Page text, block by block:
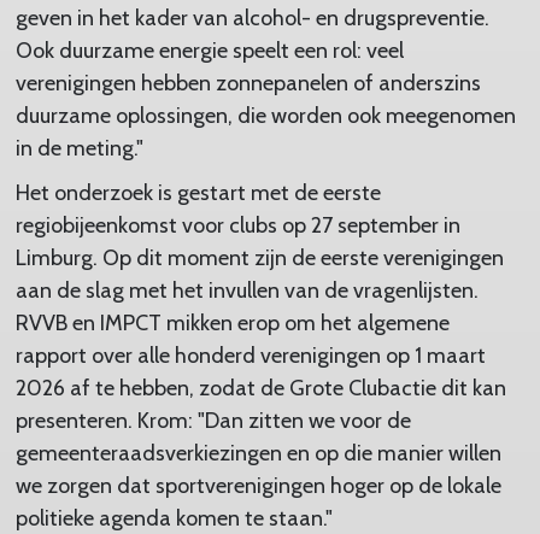
geven in het kader van alcohol- en drugspreventie.
Ook duurzame energie speelt een rol: veel
verenigingen hebben zonnepanelen of anderszins
duurzame oplossingen, die worden ook meegenomen
in de meting."
Het onderzoek is gestart met de eerste
regiobijeenkomst voor clubs op 27 september in
Limburg. Op dit moment zijn de eerste verenigingen
aan de slag met het invullen van de vragenlijsten.
RVVB en IMPCT mikken erop om het algemene
rapport over alle honderd verenigingen op 1 maart
2026 af te hebben, zodat de Grote Clubactie dit kan
presenteren. Krom: "Dan zitten we voor de
gemeenteraadsverkiezingen en op die manier willen
we zorgen dat sportverenigingen hoger op de lokale
politieke agenda komen te staan."